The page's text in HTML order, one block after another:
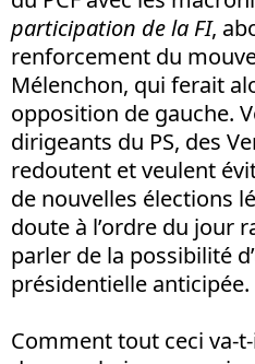
participation de la FI,
renforcement du
Mélenchon, qui ferait
opposition de gauche.
dirigeants du PS, des
redoutent et veulent
de nouvelles élections
doute à l’ordre du jour
parler de la possibilité
présidentielle anticipée.
Comment tout ceci va-